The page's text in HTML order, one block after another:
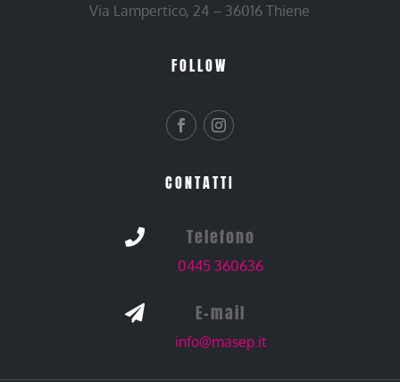
Via Lampertico, 24 – 36016 Thiene
FOLLOW
CONTATTI
 Telefono
0445 360636
 E-mail
info@masep.it